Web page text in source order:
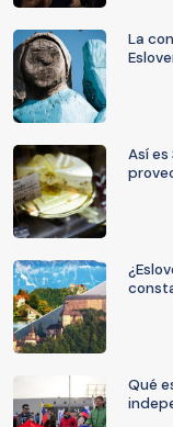
La
Así
Qué